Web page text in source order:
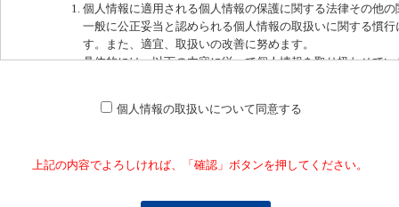
個人情報に適用される個人情報の保護に関する法律その他
一般に公正妥当と認められる個人情報の取扱いに関する慣
す。また、適宜、取扱いの改善に努めます。
具体的には、以下の内容に従って個人情報を取り扱わせてい
サプライヤ、人材などの募集
個人情報のお取り扱いの利用目的については、当社の 個人情報の保護につ
個人情報の取扱いについて同意する
上記の内容でよろしければ、「確認」ボタンを押してください。